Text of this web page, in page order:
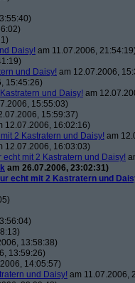
Daisy! am 11.07.2006, 21:54:19)
und Daisy! am 12.07.2006,
15:45:26)
und Daisy! am
15:55:03)
15:59:37)
12.07.2006, 16:02:16)
2 Kastratern und Daisy! am
12.07.2006, 16:03:03)
echt mit 2 Kastratern und Daisy!
am 26.07.2006, 23:02:31)
echt mit 2 Kastratern und
13:58:38)
13:59:26)
14:05:57)
und Daisy! am 11.07.2006,